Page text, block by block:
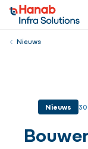
Nieuws
Nieuws